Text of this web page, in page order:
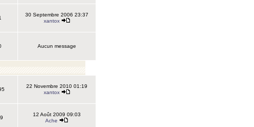
30 Septembre 2006 23:37
xantox
Aucun message
22 Novembre 2010 01:19
xantox
12 Août 2009 09:03
Ache